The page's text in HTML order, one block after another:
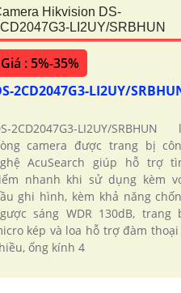
Hikvision DS-
LI2UY/SRBHUN
Giá : 5%-35%
2CD2047G3-LI2UY/
2CD2047G3-LI2UY/SRBHUN
camera được trang bị
AcuSearch giúp hỗ trợ
nhanh khi sử dụng kèm
ghi hình, kèm khả năng
sáng WDR 130dB, trang
kép và loa hỗ trợ đàm thoại
ống kính 4